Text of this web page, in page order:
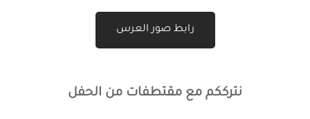
رابط صور العرس
نترككم مع مقتطفات من الحفل